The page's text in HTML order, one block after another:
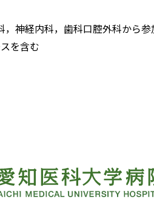
神経内科，歯科口腔外科から参
を含む